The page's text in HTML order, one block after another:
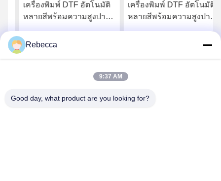
เครื่องพิมพ์ DTF อัตโนมัติ
หลายสีพร้อมความสูงปาน
พิมพ์ดิจิทัลคุณภาพสูง
เครื่องพิมพ์ DTF อัตโนมัติ
หลายสีพร้อมความสูงปาน
Rebecca
9:37 AM
Good day, what product are you looking for?